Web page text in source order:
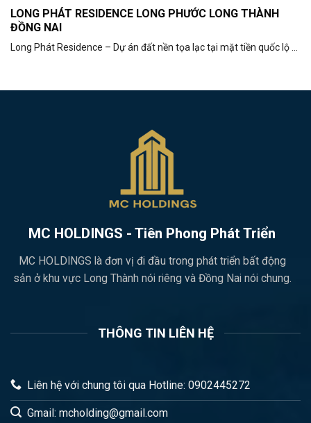
LONG PHÁT RESIDENCE LONG PHƯỚC LONG THÀNH
ĐỒNG NAI
Long Phát Residence – Dự án đất nền tọa lạc tại mặt tiền quốc lộ ...
MC HOLDINGS - Tiên Phong Phát Triển
MC HOLDINGS là đơn vị đi đầu trong phát triển bất động
sản ở khu vực Long Thành nói riêng và Đồng Nai nói chung.
THÔNG TIN LIÊN HỆ
Liên hệ với chung tôi qua Hotline: 0902445272
Gmail: mcholding@gmail.com